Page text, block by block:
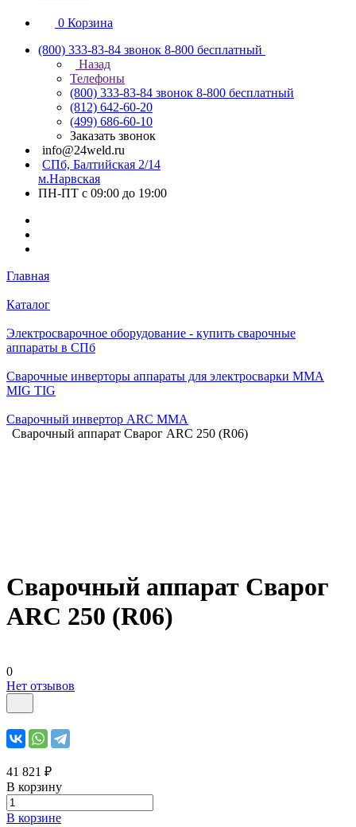
0 Корзина
(800) 333-83-84 звонок 8-800 бесплатный
Назад
Телефоны
(800) 333-83-84 звонок 8-800 бесплатный
(812) 642-60-20
(499) 686-60-10
Заказать звонок
info@24weld.ru
СПб, Балтийская 2/14
м.Нарвская
ПН-ПТ с 09:00 до 19:00
Главная
Каталог
Электросварочное оборудование - купить сварочные
аппараты в СПб
Сварочные инверторы аппараты для электросварки MMA
MIG TIG
Сварочный инвертор ARC MMA
Сварочный аппарат Сварог ARC 250 (R06)
Сварочный аппарат Сварог
ARC 250 (R06)
0
Нет отзывов
41 821 ₽
В корзину
В корзине